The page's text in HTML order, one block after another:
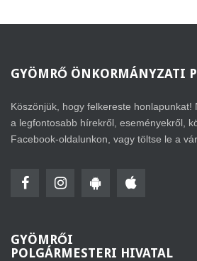
GYÖMRŐ ÖNKORMÁNYZATI
Köszönjük, hogy felkereste honlapunkat!
a legfontosabb hírekről, eseményekről,
Facebook-oldalunkon, vagy töltse le a
GYÖMRŐI
POLGÁRMESTERI HIVATAL